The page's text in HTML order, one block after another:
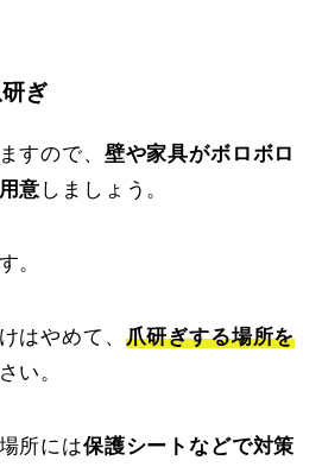
ぎ
すので、 壁や家具がボロボロ
意 しましょう。
。
はやめて、 爪研ぎする場所を
い。
所には保護シートなどで対策